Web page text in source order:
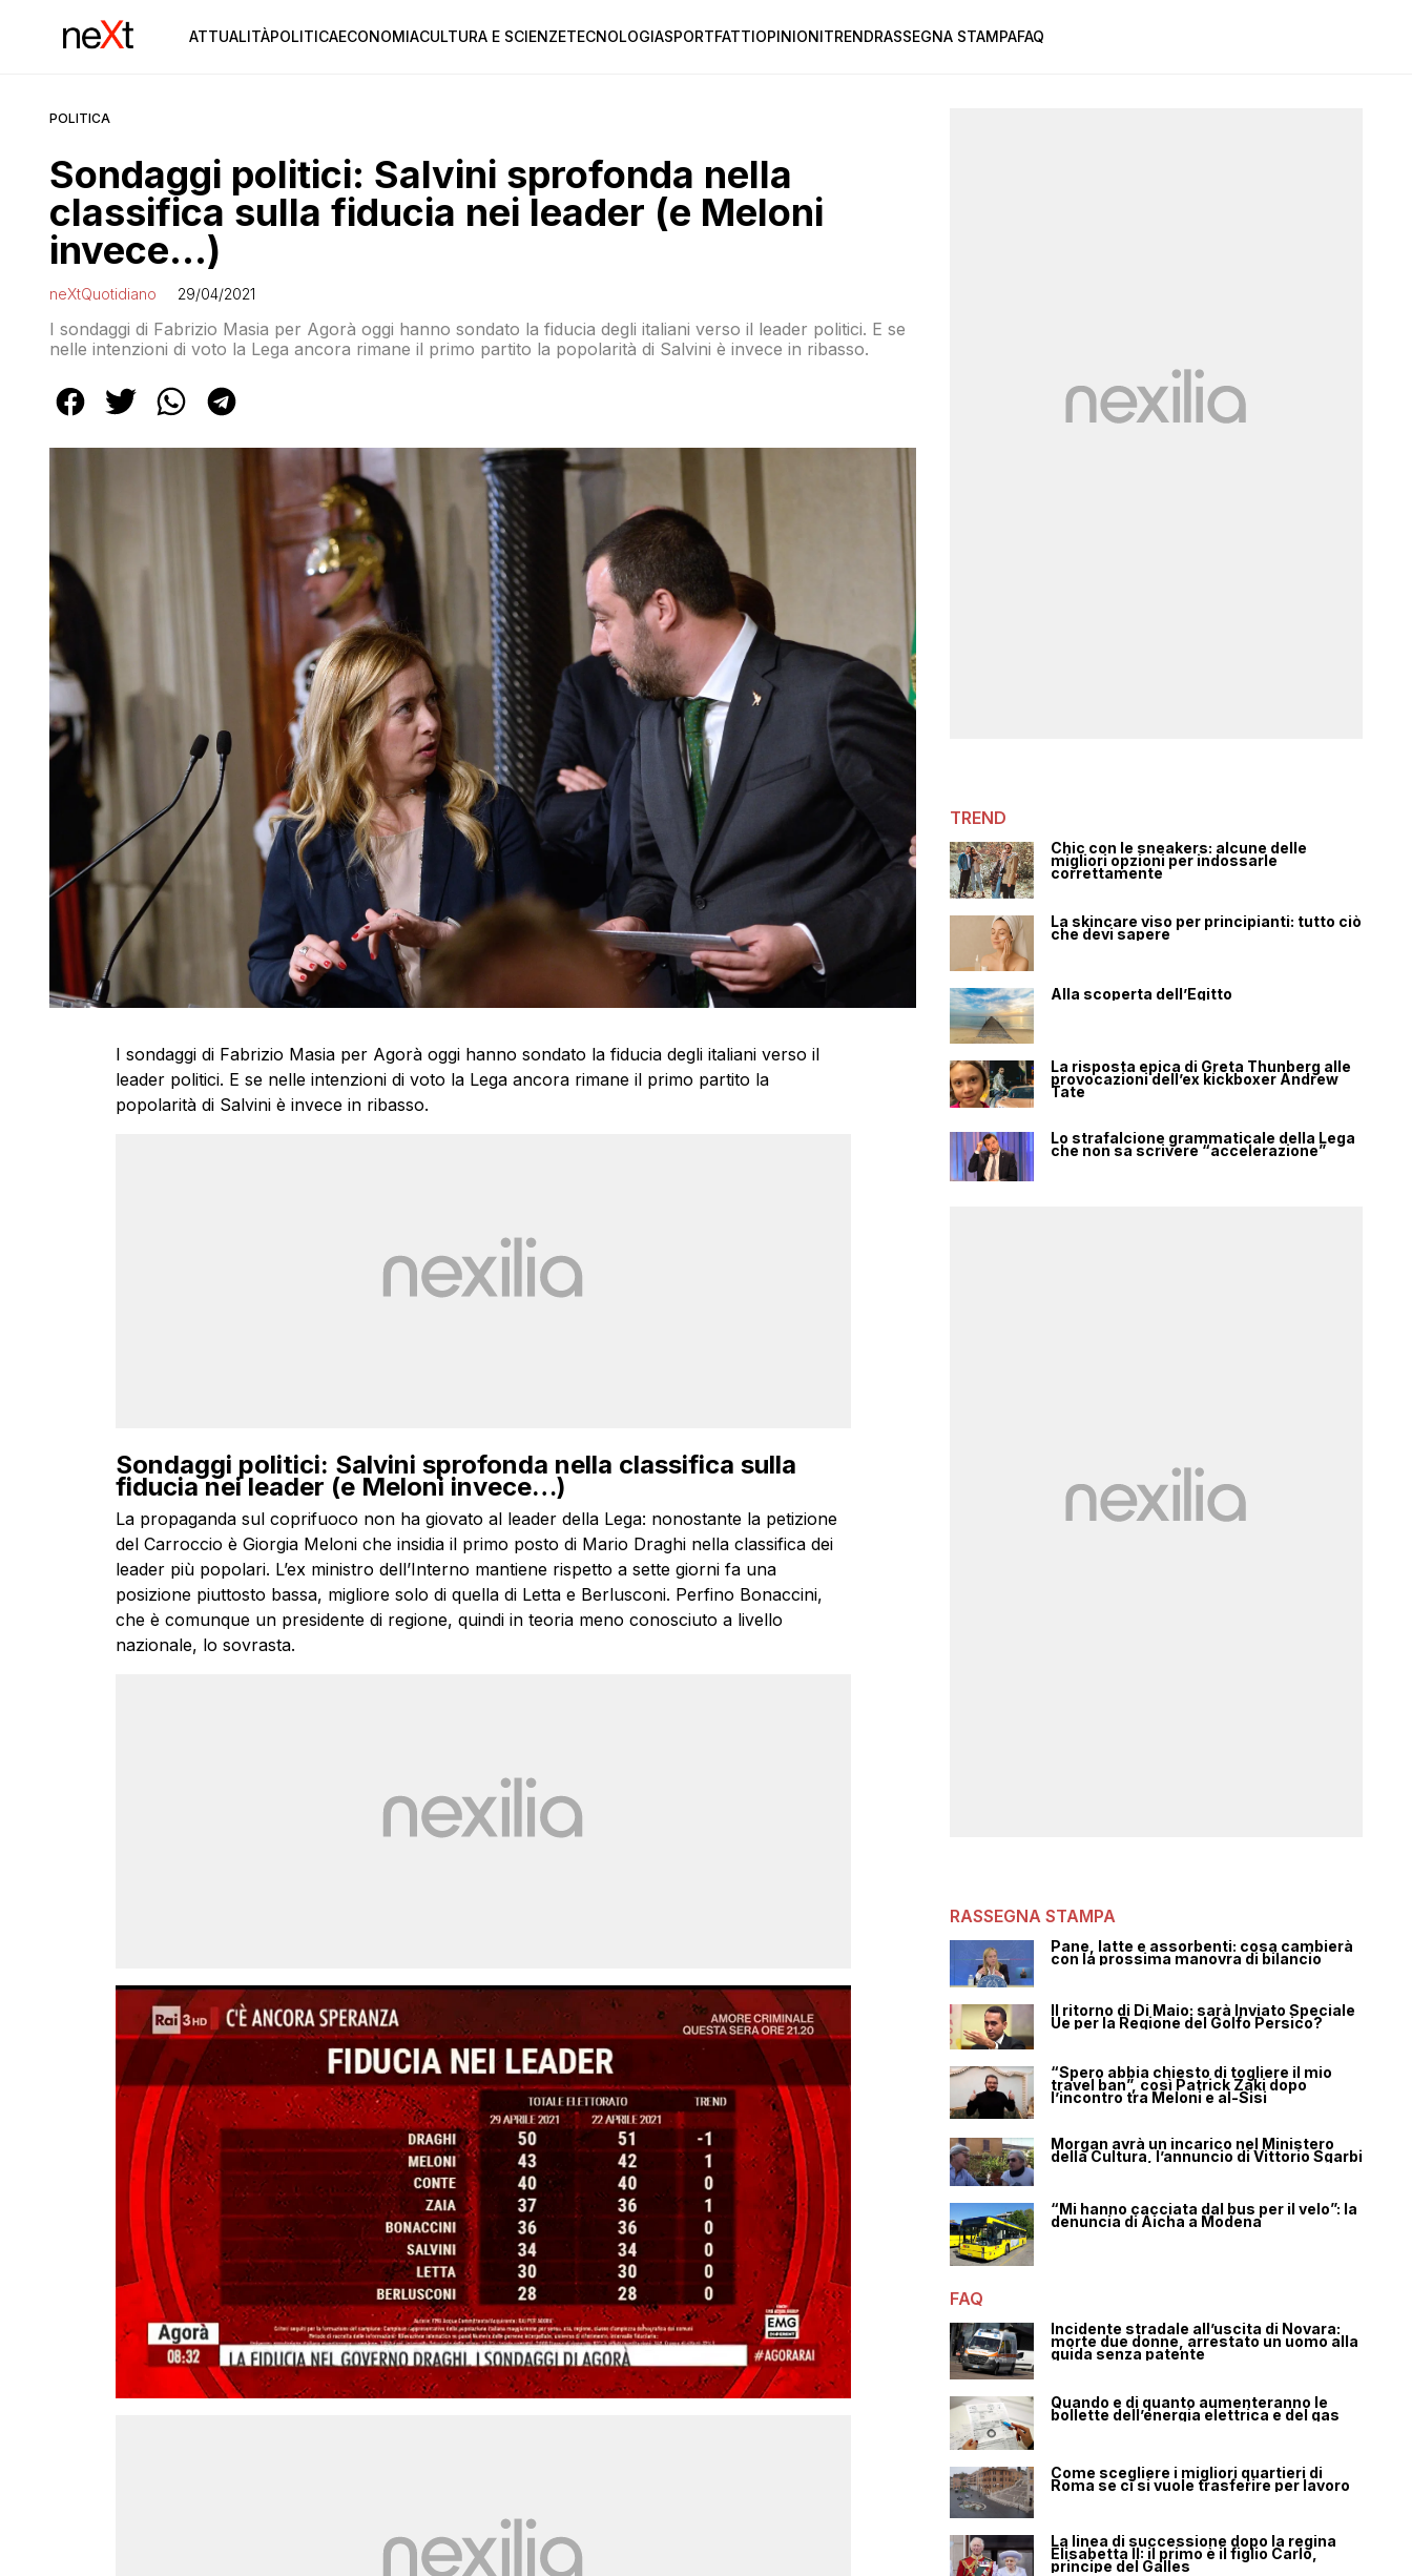
ATTUALITÀPOLITICAECONOMIACULTURA E SCIENZETECNOLOGIASPORTFATTIOPINIONITRENDRASSEGNA STAMPAFAQ
POLITICA
Sondaggi politici: Salvini sprofonda nella
classifica sulla fiducia nei leader (e Meloni
invece…)
neXtQuotidiano 29/04/2021
I sondaggi di Fabrizio Masia per Agorà oggi hanno sondato la fiducia degli italiani verso il leader politici. E se
nelle intenzioni di voto la Lega ancora rimane il primo partito la popolarità di Salvini è invece in ribasso.
I sondaggi di Fabrizio Masia per Agorà oggi hanno sondato la fiducia degli italiani verso il
leader politici. E se nelle intenzioni di voto la Lega ancora rimane il primo partito la
popolarità di Salvini è invece in ribasso.
Sondaggi politici: Salvini sprofonda nella classifica sulla
fiducia nei leader (e Meloni invece…)
La propaganda sul coprifuoco non ha giovato al leader della Lega: nonostante la petizione
del Carroccio è Giorgia Meloni che insidia il primo posto di Mario Draghi nella classifica dei
leader più popolari. L’ex ministro dell’Interno mantiene rispetto a sette giorni fa una
posizione piuttosto bassa, migliore solo di quella di Letta e Berlusconi. Perfino Bonaccini,
che è comunque un presidente di regione, quindi in teoria meno conosciuto a livello
nazionale, lo sovrasta.
TREND
Chic con le sneakers: alcune delle
migliori opzioni per indossarle
correttamente
La skincare viso per principianti: tutto ciò
che devi sapere
Alla scoperta dell’Egitto
La risposta epica di Greta Thunberg alle
provocazioni dell’ex kickboxer Andrew
Tate
Lo strafalcione grammaticale della Lega
che non sa scrivere “accelerazione”
RASSEGNA STAMPA
Pane, latte e assorbenti: cosa cambierà
con la prossima manovra di bilancio
Il ritorno di Di Maio: sarà Inviato Speciale
Ue per la Regione del Golfo Persico?
“Spero abbia chiesto di togliere il mio
travel ban”, così Patrick Zaki dopo
l’incontro tra Meloni e al-Sisi
Morgan avrà un incarico nel Ministero
della Cultura, l’annuncio di Vittorio Sgarbi
“Mi hanno cacciata dal bus per il velo”: la
denuncia di Aicha a Modena
FAQ
Incidente stradale all’uscita di Novara:
morte due donne, arrestato un uomo alla
guida senza patente
Quando e di quanto aumenteranno le
bollette dell’energia elettrica e del gas
Come scegliere i migliori quartieri di
Roma se ci si vuole trasferire per lavoro
La linea di successione dopo la regina
Elisabetta II: il primo è il figlio Carlo,
principe del Galles